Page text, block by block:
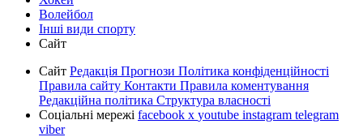
Волейбол
Інші види спорту
Сайт
Сайт Редакція Прогнози Політика конфіденційності
Правила сайту Контакти Правила коментування
Редакційна політика Структура власності
Соціальні мережі facebook x youtube instagram telegram
viber